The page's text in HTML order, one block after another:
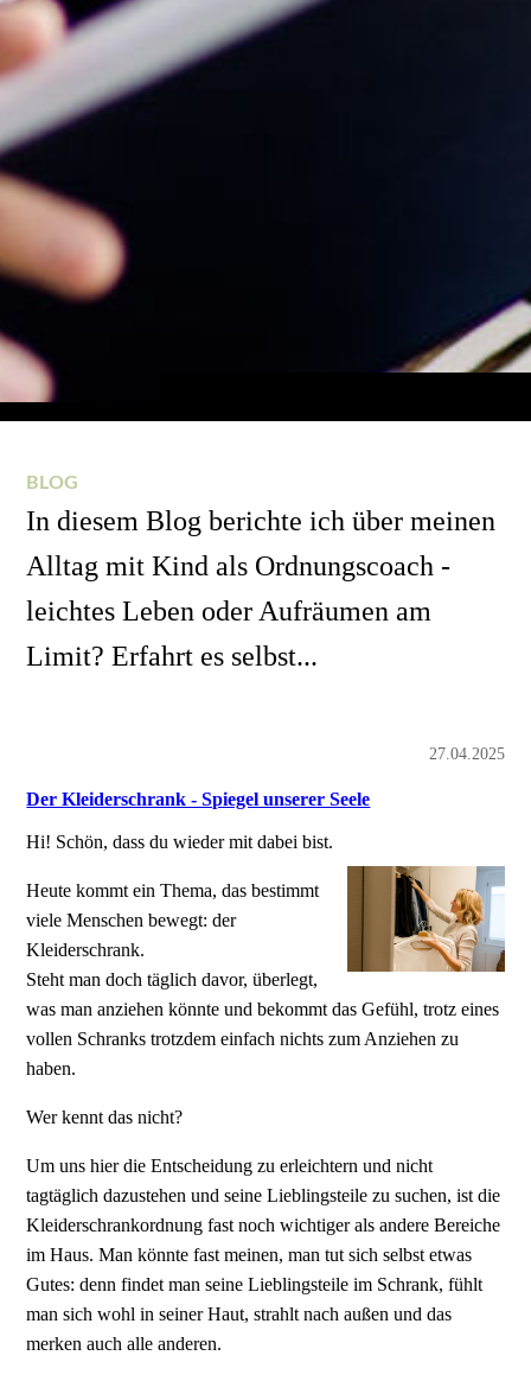
BLOG
In diesem Blog berichte ich über meinen
Alltag mit Kind als Ordnungscoach -
leichtes Leben oder Aufräumen am
Limit? Erfahrt es selbst...
27.04.2025
Der Kleiderschrank - Spiegel unserer Seele
Hi! Schön, dass du wieder mit dabei bist.
Heute kommt ein Thema, das bestimmt
viele Menschen bewegt: der
Kleiderschrank.
Steht man doch täglich davor, überlegt,
was man anziehen könnte und bekommt das Gefühl, trotz eines
vollen Schranks trotzdem einfach nichts zum Anziehen zu
haben.
Wer kennt das nicht?
Um uns hier die Entscheidung zu erleichtern und nicht
tagtäglich dazustehen und seine Lieblingsteile zu suchen, ist die
Kleiderschrankordnung fast noch wichtiger als andere Bereiche
im Haus. Man könnte fast meinen, man tut sich selbst etwas
Gutes: denn findet man seine Lieblingsteile im Schrank, fühlt
man sich wohl in seiner Haut, strahlt nach außen und das
merken auch alle anderen.